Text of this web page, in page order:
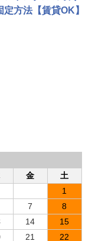
6日
金
土
1
7
8